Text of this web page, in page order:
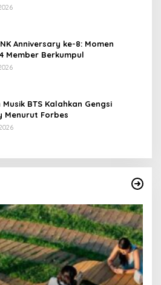
Anniversary ke-8: Momen
Member Berkumpul
BTS Kalahkan Gengsi
Menurut Forbes